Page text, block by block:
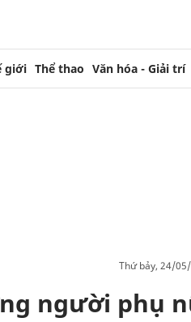
giới Thể thao Văn hóa - Giải trí
thứ bảy, 24/
người phụ